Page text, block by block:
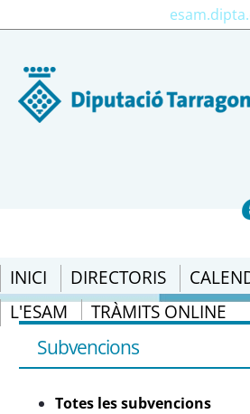
INICI DIRECTORIS
L'ESAM
TRÀMITS ONLINE
Totes les subvencions -
Subvencions
Totes les subvencions